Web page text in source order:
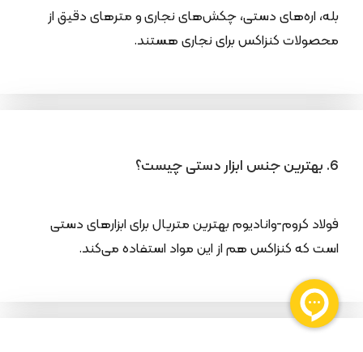
بله، اره‌های دستی، چکش‌های نجاری و مترهای دقیق از
محصولات کنزاکس برای نجاری هستند.
6. بهترین جنس ابزار دستی چیست؟
فولاد کروم-وانادیوم بهترین متریال برای ابزارهای دستی
است که کنزاکس هم از این مواد استفاده می‌کند.